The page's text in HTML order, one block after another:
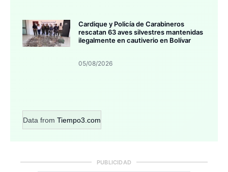
Cardique y Policía de Carabineros
rescatan 63 aves silvestres mantenidas
ilegalmente en cautiverio en Bolívar
05/08/2026
Data from Tiempo3.com
PUBLICIDAD